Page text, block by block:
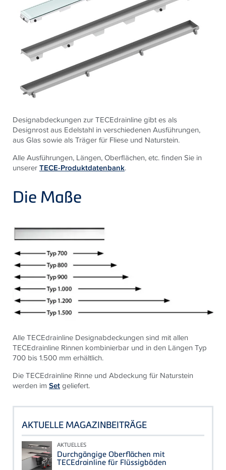
Designabdeckungen zur TECEdrainline gibt es als
Designrost aus Edelstahl in verschiedenen Ausführungen,
aus Glas sowie als Träger für Fliese und Naturstein.
Alle Ausführungen, Längen, Oberflächen, etc. finden Sie in
unsererTECE-Produktdatenbank.
Die Maße
Alle TECEdrainline Designabdeckungen sind mit allen
TECEdrainline Rinnen kombinierbar und in den Längen Typ
700 bis 1.500 mm erhältlich.
Die TECEdrainline Rinne und Abdeckung für Naturstein
werden im Setgeliefert.
AKTUELLE MAGAZINBEITRÄGE
AKTUELLES
Durchgängige Oberflächen mit
TECEdrainline für Flüssigböden